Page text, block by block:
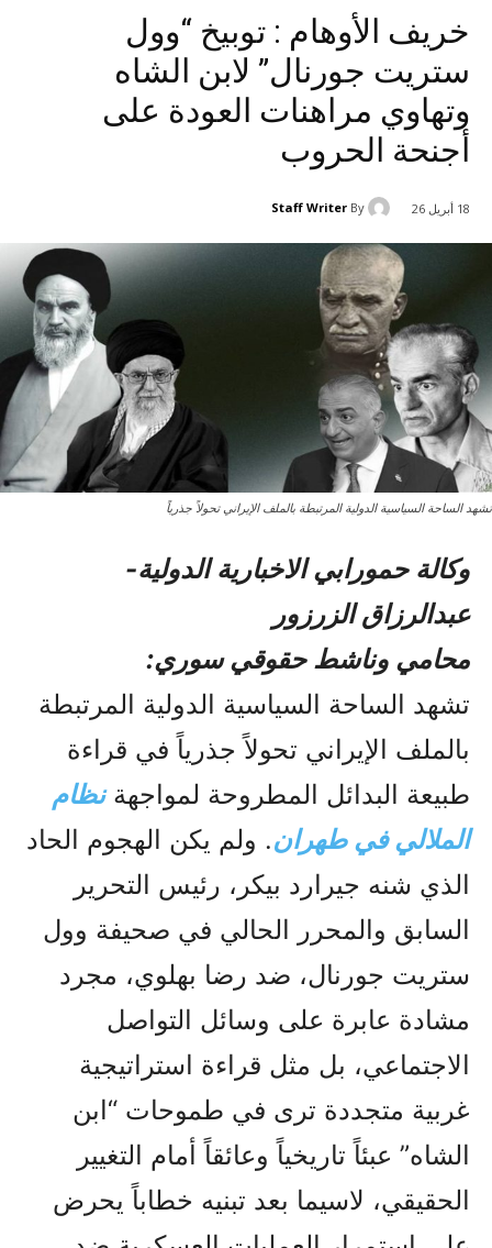
خريف الأوهام : توبيخ “وول
ستريت جورنال” لابن الشاه
وتهاوي مراهنات العودة على
أجنحة الحروب
18 أبريل 26 By
Staff Writer
تشهد الساحة السياسية الدولية المرتبطة بالملف الإيراني تحولاً جذرياً
وكالة حمورابي الاخبارية الدولية-
عبدالرزاق الزرزور
محامي وناشط حقوقي سوري:
تشهد الساحة السياسية الدولية المرتبطة
بالملف الإيراني تحولاً جذرياً في قراءة
طبيعة البدائل المطروحة لمواجهةنظام
الملالي في طهران. ولم يكن الهجوم الحاد
الذي شنه جيرارد بيكر، رئيس التحرير
السابق والمحرر الحالي في صحيفة وول
ستريت جورنال، ضد رضا بهلوي، مجرد
مشادة عابرة على وسائل التواصل
الاجتماعي، بل مثل قراءة استراتيجية
غربية متجددة ترى في طموحات “ابن
الشاه” عبئاً تاريخياً وعائقاً أمام التغيير
الحقيقي، لاسيما بعد تبنيه خطاباً يحرض